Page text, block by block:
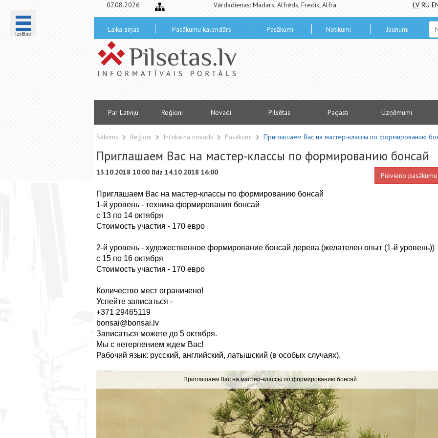
Izvēlne
07.08.2026 Vārdadienas: Madars, Alfrēds, Fredis, Alfra LV RU
Laika ziņas Pasākumu kalendārs Pasākumi Notikumi Jaunumi
Par Latviju Reģioni Novadi Pilsētas Pagasti Uzņēmumi
Sākums Reģioni Inčukalna novads Pasākumi Приглашаем Вас на мастер-классы по формированию
Приглашаем Вас на мастер-классы по формированию бонсай
13.10.2018 10:00 līdz 14.10.2018 16:00 Pievieno pasākumu
Приглашаем Вас на мастер-классы по формированию бонсай
1-й уровень - техника формирования бонсай
с 13 по 14 октября
Стоимость участия - 170 евро
2-й уровень - художественное формирование бонсай дерева (желателен опыт (1-й уровень))
с 15 по 16 октября
Стоимость участия - 170 евро
Количество мест ограничено!
Успейте записаться -
+371 29465119
bonsai@bonsai.lv
Записаться можетe до 5 октября.
Мы с нетерпением ждем Вас!
Рабочий язык: русский, английский, латышский (в особых случаях).
Приглашаем Вас на мастер-классы по формированию бонсай